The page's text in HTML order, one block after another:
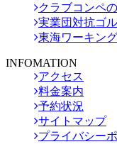
クラブコンペ
実業団対抗ゴ
東海ワーキン
INFOMATION
アクセス
料金案内
予約状況
サイトマップ
プライバシー